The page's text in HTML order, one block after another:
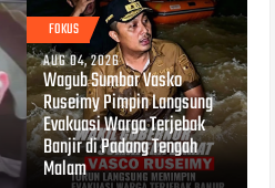
FOKUS
AUG 04, 2026
Wagub Sumbar Vasko
Ruseimy Pimpin Langsung
Evakuasi Warga Terjebak
Banjir di Padang Tengah
Malam